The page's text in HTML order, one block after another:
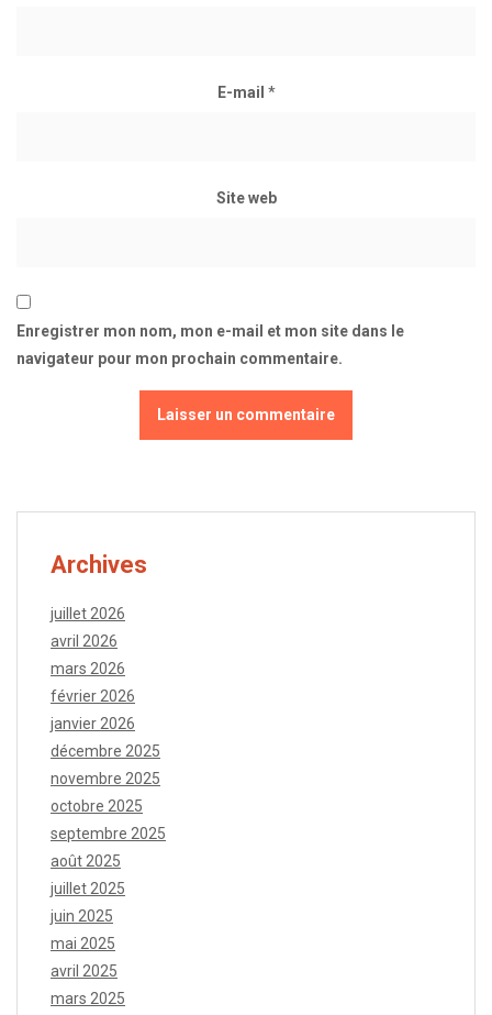
E-mail *
Site web
Enregistrer mon nom, mon e-mail et mon site dans le
navigateur pour mon prochain commentaire.
Archives
juillet 2026
avril 2026
mars 2026
février 2026
janvier 2026
décembre 2025
novembre 2025
octobre 2025
septembre 2025
août 2025
juillet 2025
juin 2025
mai 2025
avril 2025
mars 2025